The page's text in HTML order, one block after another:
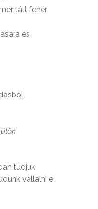
fehér
és
tudjuk
vállalni e